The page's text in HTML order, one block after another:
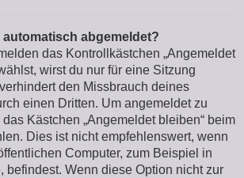
automatisch abgemeldet?
das Kontrollkästchen „Angemeldet
wirst du nur für eine Sitzung
den Missbrauch deines
einen Dritten. Um angemeldet zu
Kästchen „Angemeldet bleiben“ beim
Dies ist nicht empfehlenswert, wenn
Computer, zum Beispiel in
befindest. Wenn diese Option nicht zur